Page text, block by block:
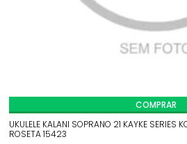
UKULELE KALANI SOPRANO 21 KAYKE SERIES
ROSETA 15423
COMPRAR